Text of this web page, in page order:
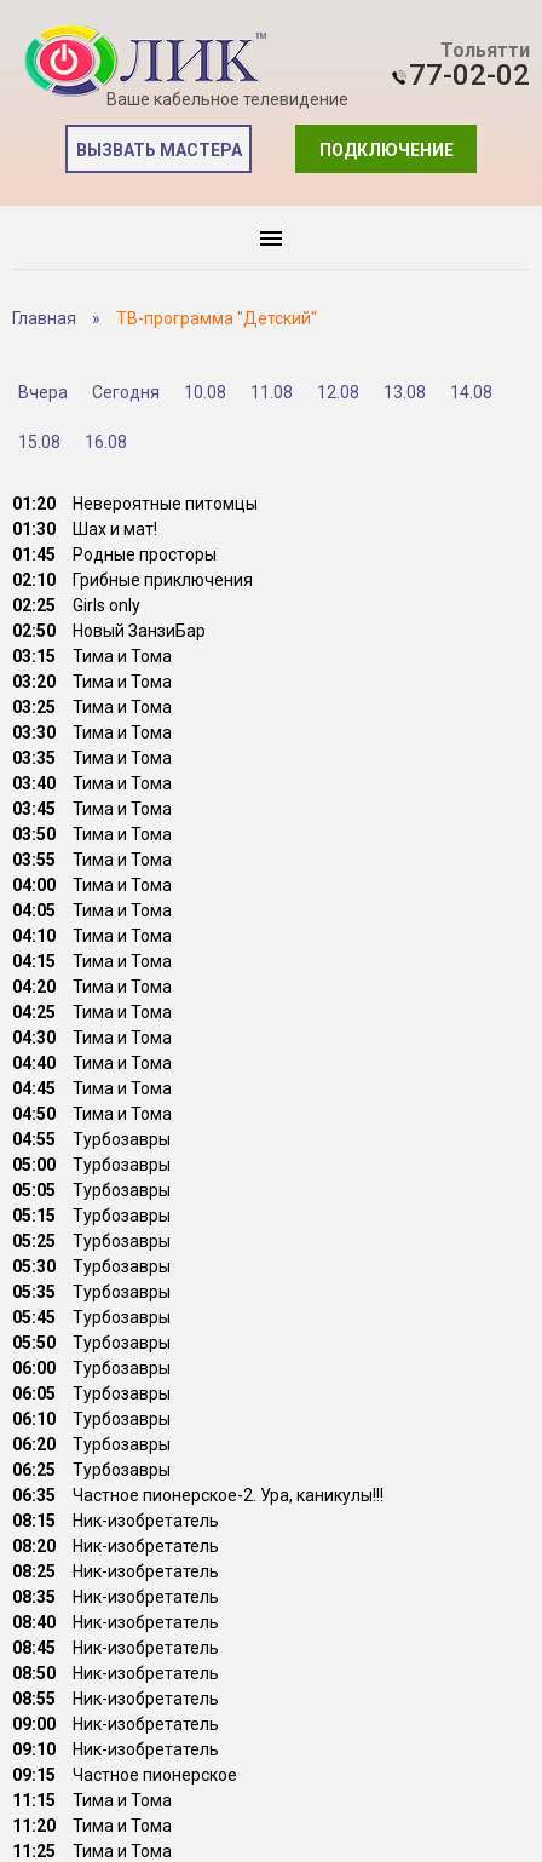
Ваше кабельное телевидение
Тольятти
77-02-02
ПОДКЛЮЧЕНИЕ
ВЫЗВАТЬ МАСТЕРА
Главная » ТВ-программа "Детский"
Вчера Сегодня 10.08 11.08 12.08 13.08 14.08
15.08 16.08
01:20
Невероятные питомцы
01:30
Шах и мат!
01:45
Родные просторы
02:10
Грибные приключения
02:25
Girls only
02:50
Новый ЗанзиБар
03:15
Тима и Тома
03:20
Тима и Тома
03:25
Тима и Тома
03:30
Тима и Тома
03:35
Тима и Тома
03:40
Тима и Тома
03:45
Тима и Тома
03:50
Тима и Тома
03:55
Тима и Тома
04:00
Тима и Тома
04:05
Тима и Тома
04:10
Тима и Тома
04:15
Тима и Тома
04:20
Тима и Тома
04:25
Тима и Тома
04:30
Тима и Тома
04:40
Тима и Тома
04:45
Тима и Тома
04:50
Тима и Тома
04:55
Турбозавры
05:00
Турбозавры
05:05
Турбозавры
05:15
Турбозавры
05:25
Турбозавры
05:30
Турбозавры
05:35
Турбозавры
05:45
Турбозaвры
05:50
Турбозaвры
06:00
Турбозaвры
06:05
Турбозaвры
06:10
Турбозaвры
06:20
Турбозавры
06:25
Турбозавры
06:35
Частное пионерское-2. Ура, каникулы!!!
08:15
Ник-изобретатель
08:20
Ник-изобретатель
08:25
Ник-изобретатель
08:35
Ник-изобретатель
08:40
Ник-изобретатель
08:45
Ник-изобретатель
08:50
Ник-изобретатель
08:55
Ник-изобретатель
09:00
Ник-изобретатель
09:10
Ник-изобретатель
09:15
Частное пионерское
11:15
Тима и Тома
11:20
Тима и Тома
11:25
Тима и Тома